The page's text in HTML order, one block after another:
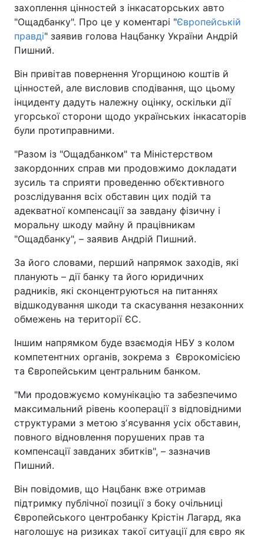
захоплення цінностей з інкасаторських авто
"Ощадбанку". Про це у коментарі "Європейській
правді" заявив голова Нацбанку України Андрій
Пишний.
Він привітав повернення Угорщиною коштів й
цінностей, але висловив сподівання, що цьому
інциденту дадуть належну оцінку, оскільки дії
угорської сторони щодо українських інкасаторів
були протиправними.
"Разом із "Ощадбанком" та Міністерством
закордонних справ ми продовжимо докладати
зусиль та сприяти проведенню об’єктивного
розслідування всіх обставин цих подій та
адекватної компенсації за завдану фізичну і
моральну шкоду майну й працівникам
"Ощадбанку", – заявив Андрій Пишний.
За його словами, перший напрямок заходів, які
планують – дії банку та його юридичних
радників, які сконцентруються на питаннях
відшкодування шкоди та скасування незаконних
обмежень на території ЄС.
Іншим напрямком буде взаємодія НБУ з колом
компетентних органів, зокрема з Єврокомісією
та Європейським центральним банком.
"Ми продовжуємо комунікацію та забезпечимо
максимальний рівень кооперації з відповідними
структурами з метою зʼясування усіх обставин,
повного відновлення порушених прав та
компенсації завданих збитків", – зазначив
Пишний.
Він повідомив, що Нацбанк вже отримав
підтримку публічної позиції з боку очільниці
Європейського центробанку Крістін Лагард, яка
наголошує на ризиках такої ситуації для євро як